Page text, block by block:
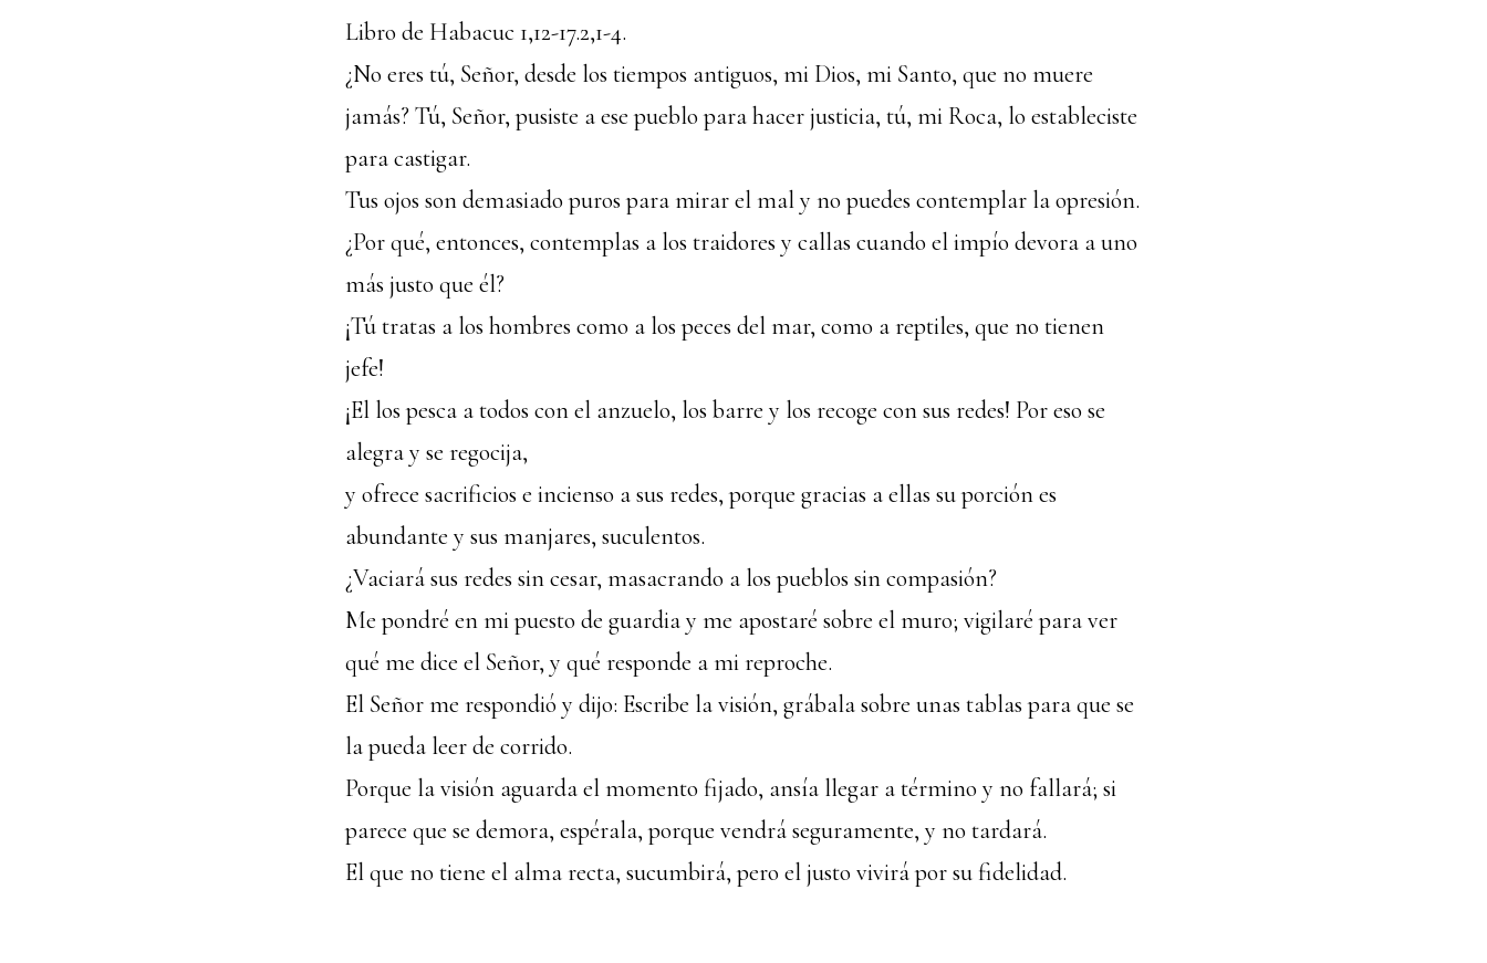
Libro de Habacuc 1,12-17.2,1-4.
¿No eres tú, Señor, desde los tiempos antiguos, mi Dios, mi Santo, que no muere
jamás? Tú, Señor, pusiste a ese pueblo para hacer justicia, tú, mi Roca, lo estableciste
para castigar.
Tus ojos son demasiado puros para mirar el mal y no puedes contemplar la opresión.
¿Por qué, entonces, contemplas a los traidores y callas cuando el impío devora a uno
más justo que él?
¡Tú tratas a los hombres como a los peces del mar, como a reptiles, que no tienen
jefe!
¡El los pesca a todos con el anzuelo, los barre y los recoge con sus redes! Por eso se
alegra y se regocija,
y ofrece sacrificios e incienso a sus redes, porque gracias a ellas su porción es
abundante y sus manjares, suculentos.
¿Vaciará sus redes sin cesar, masacrando a los pueblos sin compasión?
Me pondré en mi puesto de guardia y me apostaré sobre el muro; vigilaré para ver
qué me dice el Señor, y qué responde a mi reproche.
El Señor me respondió y dijo: Escribe la visión, grábala sobre unas tablas para que se
la pueda leer de corrido.
Porque la visión aguarda el momento fijado, ansía llegar a término y no fallará; si
parece que se demora, espérala, porque vendrá seguramente, y no tardará.
El que no tiene el alma recta, sucumbirá, pero el justo vivirá por su fidelidad.